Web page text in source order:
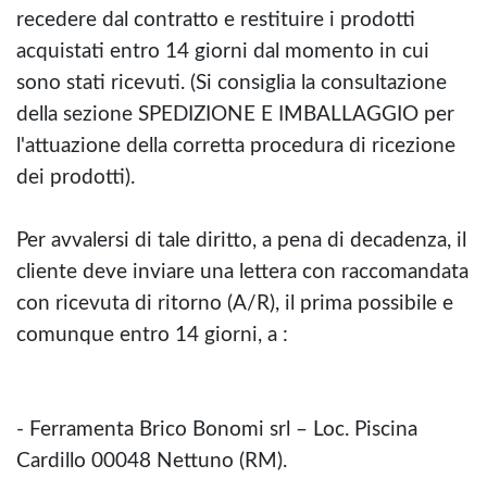
recedere dal contratto e restituire i prodotti
acquistati entro 14 giorni dal momento in cui
sono stati ricevuti. (Si consiglia la consultazione
della sezione SPEDIZIONE E IMBALLAGGIO per
l'attuazione della corretta procedura di ricezione
dei prodotti).
Per avvalersi di tale diritto, a pena di decadenza, il
cliente deve inviare una lettera con raccomandata
con ricevuta di ritorno (A/R), il prima possibile e
comunque entro 14 giorni, a :
- Ferramenta Brico Bonomi srl – Loc. Piscina
Cardillo 00048 Nettuno (RM).